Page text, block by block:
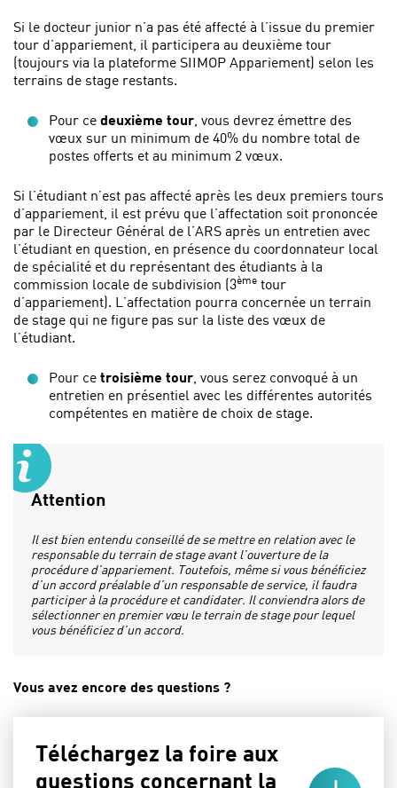
Si le docteur junior n’a pas été affecté à l’issue du premier
tour d’appariement, il participera au deuxième tour
(toujours via la plateforme SIIMOP Appariement) selon les
terrains de stage restants.
Pour ce deuxième tour , vous devrez émettre des
vœux sur un minimum de 40% du nombre total de
postes offerts et au minimum 2 vœux.
Si l’étudiant n’est pas affecté après les deux premiers tours
d’appariement, il est prévu que l’affectation soit prononcée
par le Directeur Général de l’ARS après un entretien avec
l’étudiant en question, en présence du coordonnateur local
de spécialité et du représentant des étudiants à la
commission locale de subdivision (3ème tour
d’appariement). L’affectation pourra concernée un terrain
de stage qui ne figure pas sur la liste des vœux de
l’étudiant.
Pour ce troisième tour , vous serez convoqué à un
entretien en présentiel avec les différentes autorités
compétentes en matière de choix de stage.
Attention
Il est bien entendu conseillé de se mettre en relation avec le
responsable du terrain de stage avant l’ouverture de la
procédure d’appariement. Toutefois, même si vous bénéficiez
d’un accord préalable d’un responsable de service, il faudra
participer à la procédure et candidater. Il conviendra alors de
sélectionner en premier vœu le terrain de stage pour lequel
vous bénéficiez d’un accord.
Vous avez encore des questions ?
Téléchargez la foire aux
questions concernant la